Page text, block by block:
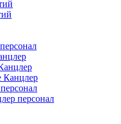
персонал